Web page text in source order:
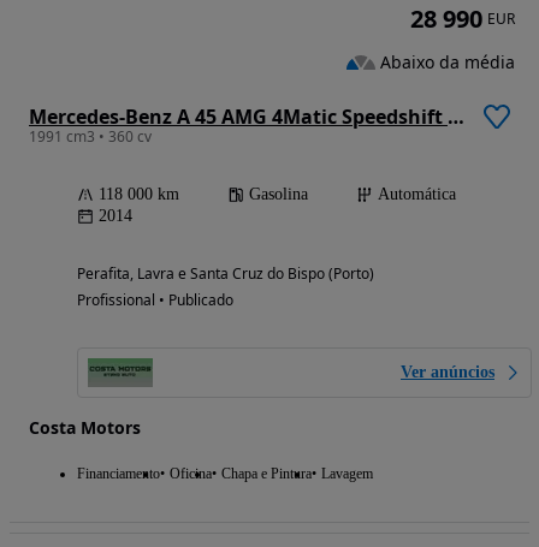
Mercedes-Benz A 45 AMG 4Matic Speedshift 7G-DCT Edition 1
1991 cm3 • 360 cv
118 000 km Gasolina
Automática
2014
Perafita, Lavra e Santa Cruz do Bispo (Porto)
Profissional • Publicado
Ver anúncios
Costa Motors
Financiamento Oficina Chapa e Pintura Lavagem
28 990 EUR
Abaixo da média